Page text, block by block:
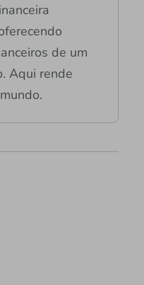
de um
Aqui rende